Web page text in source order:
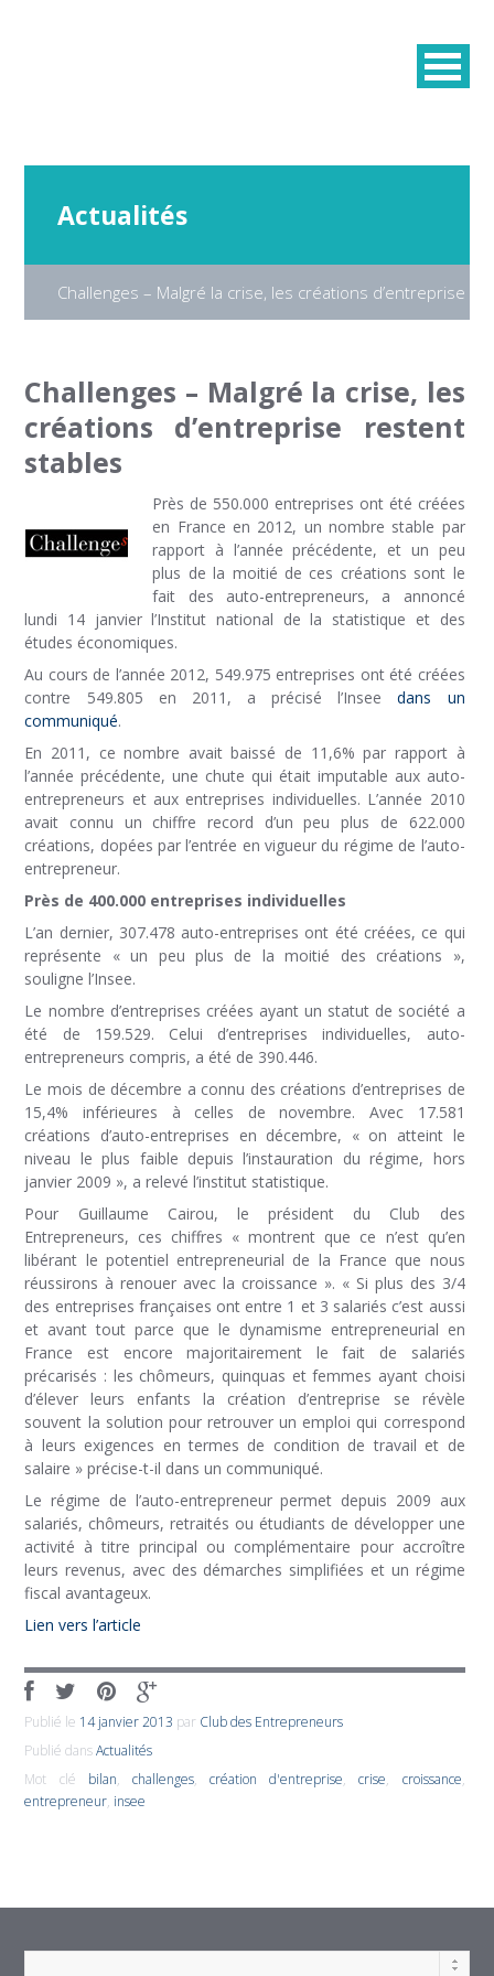
Actualités
Challenges – Malgré la crise, les créations d’entreprise
Challenges – Malgré la crise, les
créations d’entreprise restent
stables
Près de 550.000 entreprises ont été créées
en France en 2012, un nombre stable par
rapport à l’année précédente, et un peu
plus de la moitié de ces créations sont le
fait des auto-entrepreneurs, a annoncé
lundi 14 janvier l’Institut national de la statistique et des
études économiques.
Au cours de l’année 2012, 549.975 entreprises ont été créées
contre 549.805 en 2011, a précisé l’Inseedans un
communiqué.
En 2011, ce nombre avait baissé de 11,6% par rapport à
l’année précédente, une chute qui était imputable aux auto-
entrepreneurs et aux entreprises individuelles. L’année 2010
avait connu un chiffre record d’un peu plus de 622.000
créations, dopées par l’entrée en vigueur du régime de l’auto-
entrepreneur.
Près de 400.000 entreprises individuelles
L’an dernier, 307.478 auto-entreprises ont été créées, ce qui
représente « un peu plus de la moitié des créations »,
souligne l’Insee.
Le nombre d’entreprises créées ayant un statut de société a
été de 159.529. Celui d’entreprises individuelles, auto-
entrepreneurs compris, a été de 390.446.
Le mois de décembre a connu des créations d’entreprises de
15,4% inférieures à celles de novembre. Avec 17.581
créations d’auto-entreprises en décembre, « on atteint le
niveau le plus faible depuis l’instauration du régime, hors
janvier 2009 », a relevé l’institut statistique.
Pour Guillaume Cairou, le président du Club des
Entrepreneurs, ces chiffres « montrent que ce n’est qu’en
libérant le potentiel entrepreneurial de la France que nous
réussirons à renouer avec la croissance ». « Si plus des 3/4
des entreprises françaises ont entre 1 et 3 salariés c’est aussi
et avant tout parce que le dynamisme entrepreneurial en
France est encore majoritairement le fait de salariés
précarisés : les chômeurs, quinquas et femmes ayant choisi
d’élever leurs enfants la création d’entreprise se révèle
souvent la solution pour retrouver un emploi qui correspond
à leurs exigences en termes de condition de travail et de
salaire » précise-t-il dans un communiqué.
Le régime de l’auto-entrepreneur permet depuis 2009 aux
salariés, chômeurs, retraités ou étudiants de développer une
activité à titre principal ou complémentaire pour accroître
leurs revenus, avec des démarches simplifiées et un régime
fiscal avantageux.
Lien vers l’article
Publié le 14 janvier 2013 par Club des Entrepreneurs
Publié dansActualités
Mot clé bilan, challenges,création d'entreprise,crise, croissance,
entrepreneur, insee